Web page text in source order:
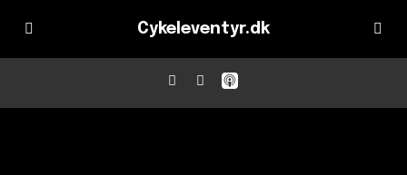
Cykeleventyr.dk